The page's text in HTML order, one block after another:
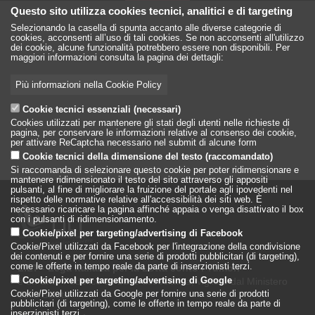
LILT - Lega Italiana per la Lotta conto i Tumori
è un Ente Pubblico su base associativa, vigilato dal Ministero
della Salute
Questo sito utilizza cookies tecnici, analitici e di targeting
Selezionando la casella di spunta accanto alle diverse categorie di
cookies, acconsenti all’uso di tali cookies. Se non acconsenti all'utilizzo
dei cookie, alcune funzionalità potrebbero essere non disponibili. Per
maggiori informazioni consulta la pagina dei dettagli:
Più informazioni nella Cookie Policy
Cookie tecnici essenziali (necessari)
Cookies utilizzati per mantenere gli stati degli utenti nelle richieste di
pagina, per conservare le informazioni relative al consenso dei cookie,
per attivare ReCaptcha necessario nel submit di alcune form
Cookie tecnici della dimensione del testo (raccomandato)
Si raccomanda di selezionare questo cookie per poter ridimensionare e
mantenere ridimensionato il testo del sito attraverso gli appositi
pulsanti, al fine di migliorare la fruizione del portale agli ipovedenti nel
rispetto delle normative relative all'accessibilità dei siti web. È
necessario ricaricare la pagina affinché appaia o venga disattivato il box
con i pulsanti di ridimensionamento.
Cookie/pixel per targeting/advertising di Facebook
Cookie/Pixel utilizzati da Facebook per l'integrazione della condivisione
dei contenuti e per fornire una serie di prodotti pubblicitari (di targeting),
come le offerte in tempo reale da parte di inserzionisti terzi.
Cookie/pixel per targeting/advertising di Google
Cookie/Pixel utilizzati da Google per fornire una serie di prodotti
pubblicitari (di targeting), come le offerte in tempo reale da parte di